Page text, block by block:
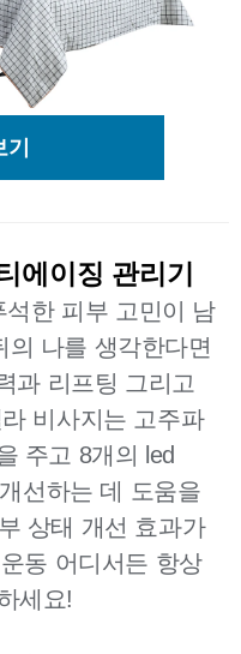
에이징 관리기
한 피부 고민이 남
나를 생각한다면
과 리프팅 그리고
비사지는 고주파
주고 8개의 led
선하는 데 도움을
상태 개선 효과가
동 어디서든 항상
세요!